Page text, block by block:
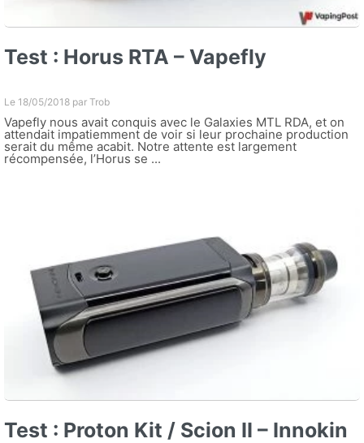
Test : Horus RTA – Vapefly
Le 18/05/2018 par Trob
Vapefly nous avait conquis avec le Galaxies MTL RDA, et on
attendait impatiemment de voir si leur prochaine production
serait du même acabit. Notre attente est largement
récompensée, l’Horus se ...
Test : Proton Kit / Scion II – Innokin